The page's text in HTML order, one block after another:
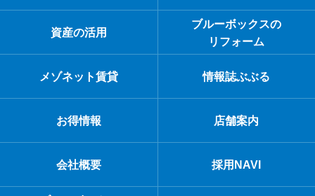
資産の活用
ブルーボックスの
リフォーム
メゾネット賃貸 情報誌ぶぶる
お得情報 店舗案内
会社概要 採用NAVI